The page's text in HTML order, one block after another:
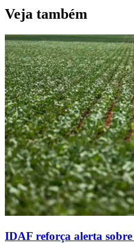
Veja também
IDAF reforça alerta